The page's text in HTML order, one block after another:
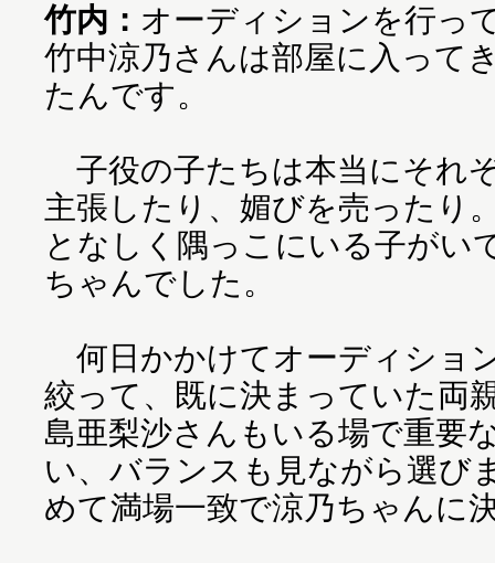
竹内： オーディションを行っ
竹中涼乃さんは部屋に入って
たんです。
子役の子たちは本当にそれ
主張したり、媚びを売ったり
となしく隅っこにいる子がい
ちゃんでした。
何日かかけてオーディショ
絞って、既に決まっていた両
島亜梨沙さんもいる場で重要
い、バランスも見ながら選び
めて満場一致で涼乃ちゃんに